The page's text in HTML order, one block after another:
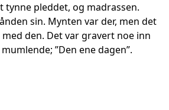
tynne pleddet, og madrassen.
sin. Mynten var der, men det
den. Det var gravert noe inn
”Den ene dagen”.